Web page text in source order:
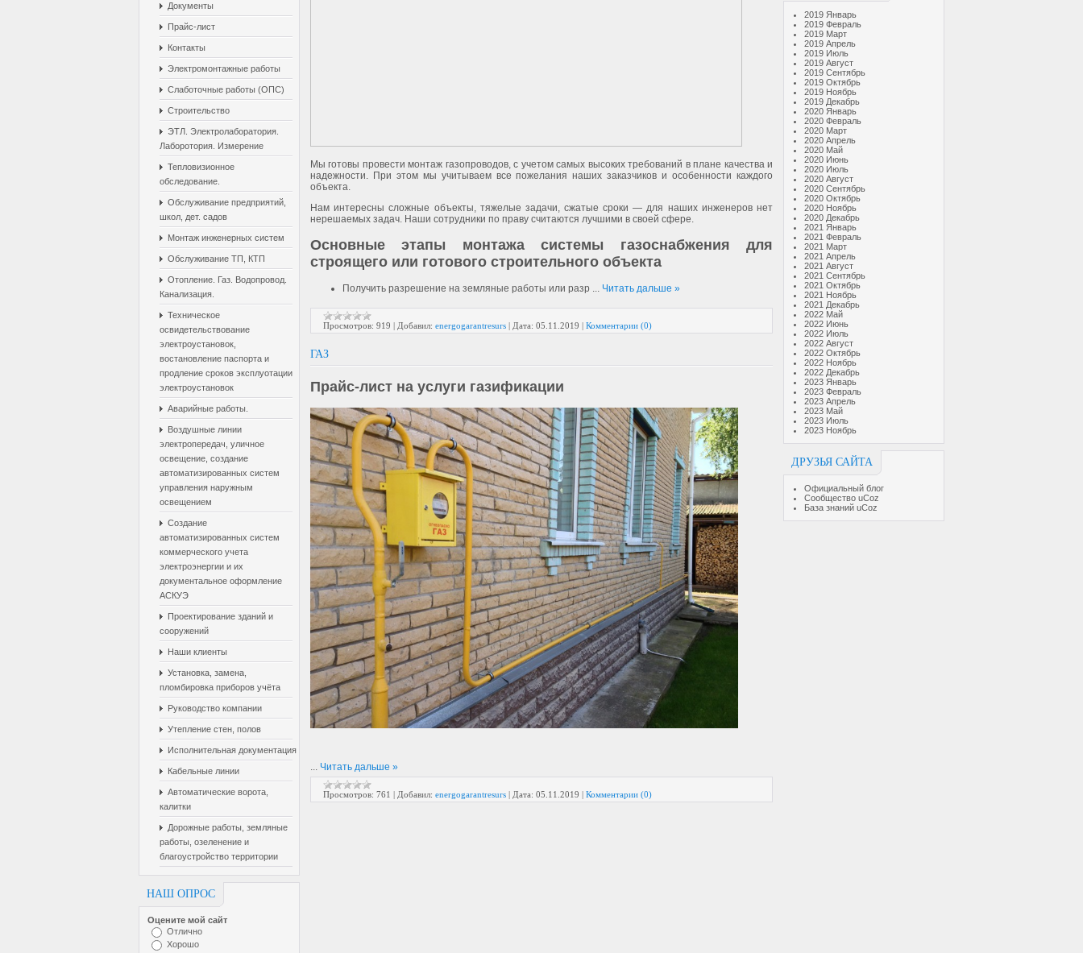
Документы
Прайс-лист
Контакты
Электромонтажные работы
Слаботочные работы (ОПС)
Строительство
ЭТЛ. Электролаборатория.
Лаборотория. Измерение
Тепловизионное
обследование.
Обслуживание предприятий,
школ, дет. садов
Монтаж инженерных систем
Обслуживание ТП, КТП
Отопление. Газ. Водопровод.
Канализация.
Техническое
освидетельствование
электроустановок,
востановление паспорта и
продление сроков эксплуотации
электроустановок
Аварийные работы.
Воздушные линии
электропередач, уличное
освещение, создание
автоматизированных систем
управления наружным
освещением
Создание
автоматизированных систем
коммерческого учета
электроэнергии и их
документальное оформление
АСКУЭ
Проектирование зданий и
сооружений
Наши клиенты
Установка, замена,
пломбировка приборов учёта
Руководство компании
Утепление стен, полов
Исполнительная документация
Кабельные линии
Автоматические ворота,
калитки
Дорожные работы, земляные
работы, озеленение и
благоустройство территории
НАШ ОПРОС
Оцените мой сайт
Отлично
Хорошо
2019 Январь
2019 Февраль
2019 Март
2019 Апрель
2019 Июль
2019 Август
2019 Сентябрь
2019 Октябрь
2019 Ноябрь
2019 Декабрь
2020 Январь
2020 Февраль
2020 Март
2020 Апрель
2020 Май
2020 Июнь
2020 Июль
2020 Август
2020 Сентябрь
2020 Октябрь
2020 Ноябрь
2020 Декабрь
2021 Январь
2021 Февраль
2021 Март
2021 Апрель
2021 Август
2021 Сентябрь
2021 Октябрь
2021 Ноябрь
2021 Декабрь
2022 Май
2022 Июнь
2022 Июль
2022 Август
2022 Октябрь
2022 Ноябрь
2022 Декабрь
2023 Январь
2023 Февраль
2023 Апрель
2023 Май
2023 Июль
2023 Ноябрь
ДРУЗЬЯ САЙТА
Официальный блог
Сообщество uCoz
База знаний uCoz
Мы готовы провести монтаж газопроводов, с учетом самых высоких требований в плане качества и
надежности. При этом мы учитываем все пожелания наших заказчиков и особенности каждого
объекта.
Нам интересны сложные объекты, тяжелые задачи, сжатые сроки — для наших инженеров нет
нерешаемых задач. Наши сотрудники по праву считаются лучшими в своей сфере.
Основные этапы монтажа системы газоснабжения для
строящего или готового строительного объекта
Получить разрешение на земляные работы или разр ... Читать дальше »
Просмотров: 919 | Добавил: energogarantresurs | Дата: 05.11.2019 | Комментарии (0)
ГАЗ
Прайс-лист на услуги газификации
... Читать дальше »
Просмотров: 761 | Добавил: energogarantresurs | Дата: 05.11.2019 | Комментарии (0)